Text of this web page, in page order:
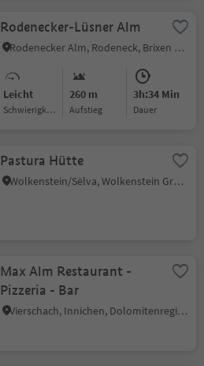
Rodenecker-Lüsner Alm
Rodenecker Alm, Rodeneck, Brixen und Umgebung
Leicht
Schwierigkeitsgrad
260 m
Aufstieg
3h:34 Min
Dauer
Pastura Hütte
Wolkenstein/Sëlva, Wolkenstein Gröden, Dolomitenregion Gröden
Max Alm Restaurant -
Pizzeria - Bar
Vierschach, Innichen, Dolomitenregion 3 Zinnen